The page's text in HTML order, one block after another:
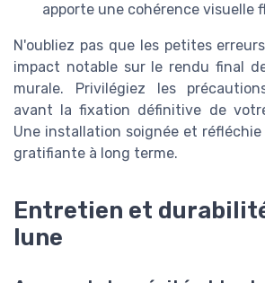
apporte une cohérence visuelle
N'oubliez pas que les petites
impact notable sur le rendu final
murale. Privilégiez les
avant la fixation définitive de
Une installation soignée et
gratifiante à long terme.
Entretien et
lune